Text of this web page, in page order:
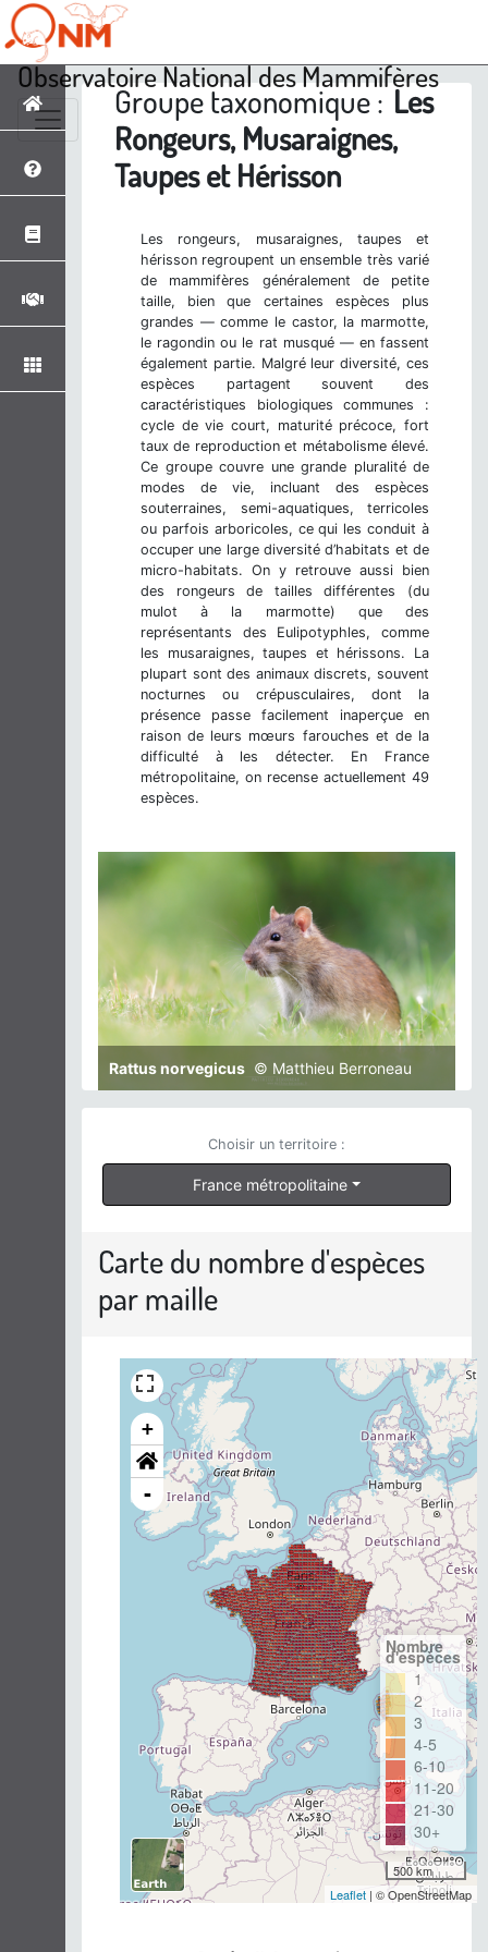
Observatoire National des Mammifères
Groupe taxonomique :Les
Rongeurs, Musaraignes,
Taupes et Hérisson
Les rongeurs, musaraignes, taupes et
hérisson regroupent un ensemble très varié
de mammifères généralement de petite
taille, bien que certaines espèces plus
grandes — comme le castor, la marmotte,
le ragondin ou le rat musqué — en fassent
également partie. Malgré leur diversité, ces
espèces partagent souvent des
caractéristiques biologiques communes :
cycle de vie court, maturité précoce, fort
taux de reproduction et métabolisme élevé.
Ce groupe couvre une grande pluralité de
modes de vie, incluant des espèces
souterraines, semi-aquatiques, terricoles
ou parfois arboricoles, ce qui les conduit à
occuper une large diversité d’habitats et de
micro-habitats. On y retrouve aussi bien
des rongeurs de tailles différentes (du
mulot à la marmotte) que des
représentants des Eulipotyphles, comme
les musaraignes, taupes et hérissons. La
plupart sont des animaux discrets, souvent
nocturnes ou crépusculaires, dont la
présence passe facilement inaperçue en
raison de leurs mœurs farouches et de la
difficulté à les détecter. En France
métropolitaine, on recense actuellement 49
espèces.
Rattus norvegicus © Matthieu Berroneau
Choisir un territoire :
France métropolitaine
Carte du nombre d'espèces
par maille
+
-
Nombre
d'espèces
1
2
3
4-5
6-10
11-20
21-30
30+
500 km
Leaflet | © OpenStreetMap
Année d'observation